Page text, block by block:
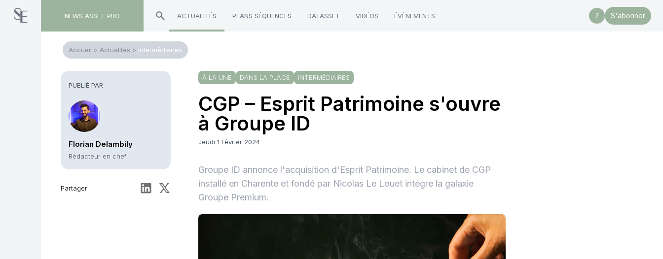
NEWS ASSET PRO ACTUALITÉS PLANS SÉQUENCES DATASSET VIDÉOS ÉVÈNEMENTS ? S'abonner
Accueil > Actualités > Intermédiaires
PUBLIÉ PAR
Florian Delambily
Rédacteur en chef
Partager
À LA UNE DANS LA PLACE INTERMÉDIAIRES
CGP – Esprit Patrimoine s'ouvre
à Groupe ID
Jeudi 1 Février 2024
Groupe ID annonce l'acquisition d'Esprit Patrimoine. Le cabinet de CGP
installé en Charente et fondé par Nicolas Le Louet intègre la galaxie
Groupe Premium.